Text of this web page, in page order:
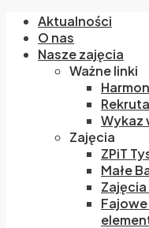
Aktualności
O nas
Nasze zajęcia
Ważne linki
Wykaz
Zajęcia
ZPiT
Małe